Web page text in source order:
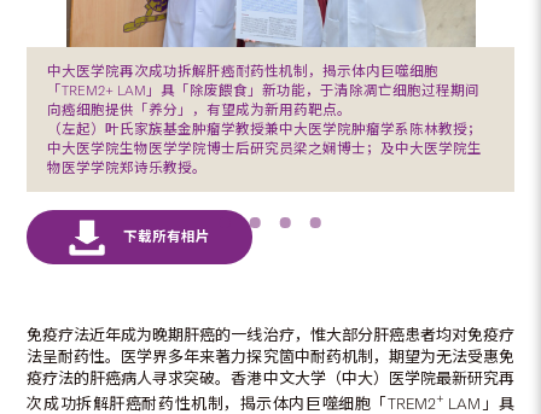
中大医学院再次成功拆解肝癌耐药性机制，揭示体内巨噬细胞
「TREM2+ LAM」具「除废餵食」新功能，于清除凋亡细胞过程期间
向癌细胞提供「养分」，有望成为新用药靶点。
（左起）叶氏家族基金肿瘤学教授兼中大医学院肿瘤学系陈林教授；
中大医学院生物医学学院博士后研究员梁之娴博士；及中大医学院生
物医学学院郑诗乐教授。
免疫疗法近年成为晚期肝癌的一线治疗，惟大部分肝癌患者均对免疫疗
法呈耐药性。医学界多年来著力探究箇中耐药机制，期望为无法受惠免
疫疗法的肝癌病人寻求突破。香港中文大学（中大）医学院最新研究再
次成功拆解肝癌耐药性机制，揭示体内巨噬细胞「TREM2+ LAM」具